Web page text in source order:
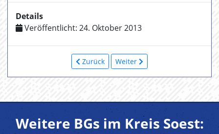
Details
Veröffentlicht: 24. Oktober 2013
Zurück Weiter
Weitere BGs im Kreis Soest: